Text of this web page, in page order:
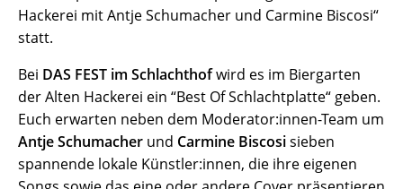
Hackerei mit Antje Schumacher und Carmine Biscosi“
statt.
Bei DAS FEST im Schlachthofwird es im Biergarten
der Alten Hackerei ein “Best Of Schlachtplatte“ geben.
Euch erwarten neben dem Moderator:innen-Team um
Antje Schumacher und Carmine Biscosisieben
spannende lokale Künstler:innen, die ihre eigenen